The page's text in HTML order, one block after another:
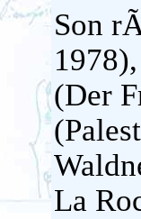
Son
(Der
La